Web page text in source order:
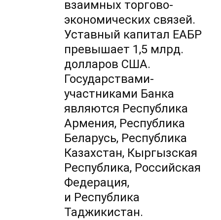
взаимных торгово-
экономических связей.
Уставный капитал ЕАБР
превышает 1,5 млрд.
долларов США.
Государствами-
участниками Банка
являются Республика
Армения, Республика
Беларусь, Республика
Казахстан, Кыргызская
Республика, Российская
Федерация,
и Республика
Таджикистан.